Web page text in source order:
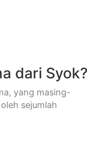
dari Syok?
yang masing-
sejumlah